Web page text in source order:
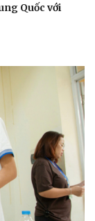
Quốc với